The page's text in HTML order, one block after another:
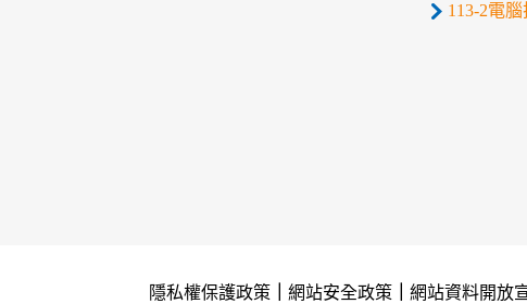
113-2電
隱私權保護政策 網站安全政策 網站資料開放